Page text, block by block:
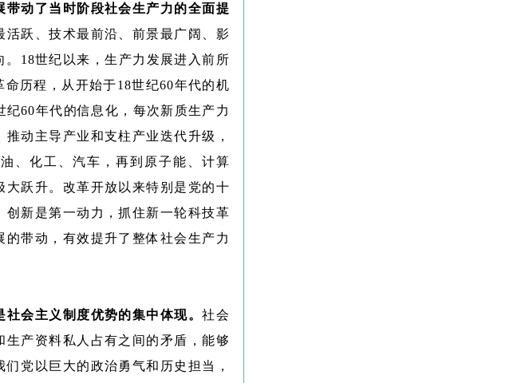
带动了当时阶段社会生产力的全面提
活跃、技术最前沿、前景最广阔、影
18世纪以来，生产力发展进入前所
历程，从开始于18世纪60年代的机
60年代的信息化，每次新质生产力
动主导产业和支柱产业迭代升级，
、化工、汽车，再到原子能、计算
跃升。改革开放以来特别是党的十
新是第一动力，抓住新一轮科技革
带动，有效提升了整体社会生产力
社会主义制度优势的集中体现。社会
产资料私人占有之间的矛盾，能够
党以巨大的政治勇气和历史担当，